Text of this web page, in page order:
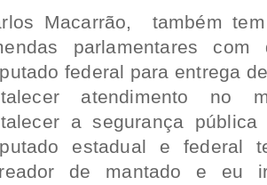
Macarrão, também
parlamentares
federal para entrega
atendimento no
a segurança
estadual e federal
de mantado e eu